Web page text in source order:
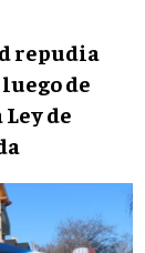
repudia
de
de